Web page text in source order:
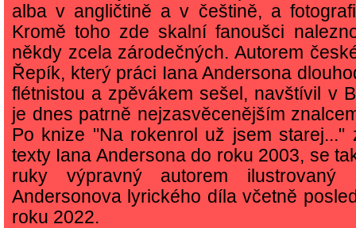
alba v angličtině a v češtině, a
Kromě toho zde skalní fanoušci
někdy zcela zárodečných. Autorem
Řepík, který práci Iana Andersona
flétnistou a zpěvákem sešel, navštívil v
je dnes patrně nejzasvěcenějším
Po knize "Na rokenrol už jsem
texty Iana Andersona do roku 2003, se
ruky výpravný autorem ilustrovaný
Andersonova lyrického díla včetně
roku 2022.